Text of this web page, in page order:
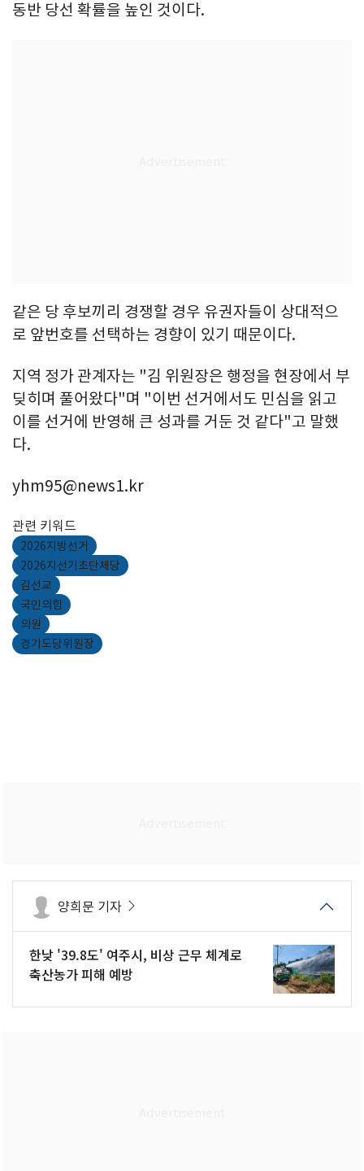
동반 당선 확률을 높인 것이다.
같은 당 후보끼리 경쟁할 경우 유권자들이 상대적으
로 앞번호를 선택하는 경향이 있기 때문이다.
지역 정가 관계자는 "김 위원장은 행정을 현장에서 부
딪히며 풀어왔다"며 "이번 선거에서도 민심을 읽고
이를 선거에 반영해 큰 성과를 거둔 것 같다"고 말했
다.
yhm95@news1.kr
관련 키워드
2026지방선거
2026지선기초단체당
김선교
국민의힘
의원
경기도당위원장
양희문 기자
한낮 '39.8도' 여주시, 비상 근무 체계로
축산농가 피해 예방